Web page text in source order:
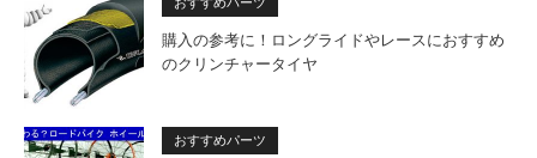
購入の参考に！ロングライドやレースにおすすめ
のクリンチャータイヤ
おすすめパーツ